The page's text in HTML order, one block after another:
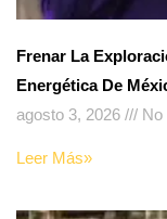
Frenar La
Energética De
agosto 3, 2026
Leer Más»